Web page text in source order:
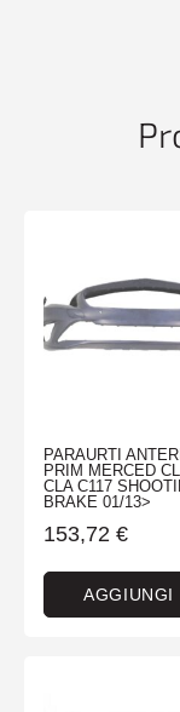
PARAURTI
PRIM MERCED
CLA C117
BRAKE 01/13>
153,72 €
AGGIUNGI